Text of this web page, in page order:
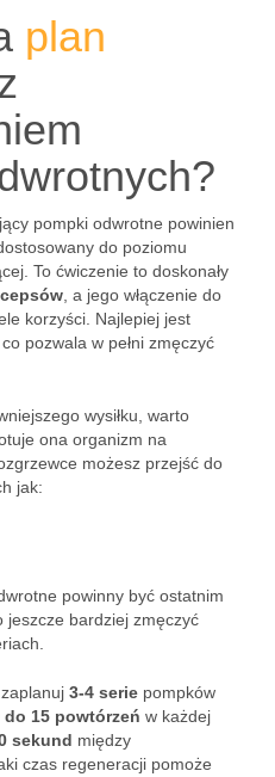
plan
pompki odwrotne powinien
do poziomu
To ćwiczenie to doskonały
, a jego włączenie do
korzyści. Najlepiej jest
pozwala w pełni zmęczyć
wysiłku, warto
ona organizm na
możesz przejść do
jak:
powinny być ostatnim
jeszcze bardziej zmęczyć
3-4 serie pompków
do 15 powtórzeń w każdej
sekund między
czas regeneracji pomoże